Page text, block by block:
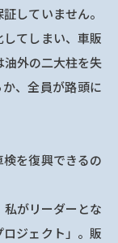
していません。
てしまい、車販
油外の二大柱を失
、全員が路頭に
を復興できるの
がリーダーとな
ジェクト」。販